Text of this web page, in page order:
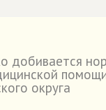
добивается
округа